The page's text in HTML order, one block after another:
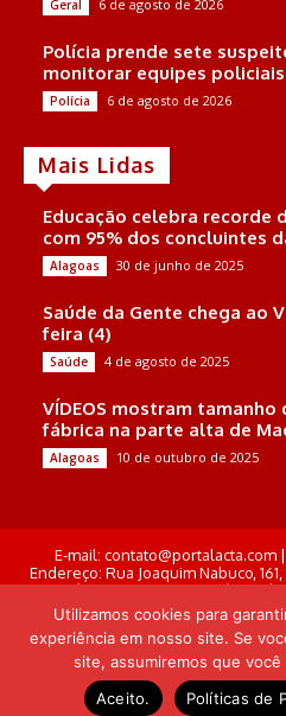
Geral 6 de agosto de 2026
Polícia prende sete
monitorar equipes policiais
Polícia 6 de agosto de 2026
Mais Lidas
Educação celebra recorde
com 95% dos concluintes
Alagoas 30 de junho de 2025
Saúde da Gente chega ao
feira (4)
Saúde 4 de agosto de 2025
VÍDEOS mostram
fábrica na parte alta de
Alagoas 10 de outubro de 2025
E-mail: contato@portalacta.com
Endereço: Rua Joaquim Nabuco, 161,
Maceió, Alagoas . Responsável
© Portal Acta -
Desenvolvido por:
Utilizamos cookies para
experiência em nosso site. Se
site, assumiremos que
Aceito.
Políticas de